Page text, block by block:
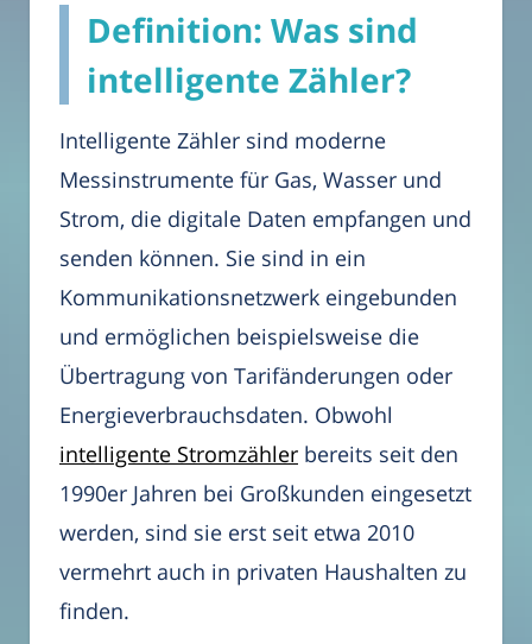
Definition: Was sind
intelligente Zähler?
Intelligente Zähler sind moderne
Messinstrumente für Gas, Wasser und
Strom, die digitale Daten empfangen und
senden können. Sie sind in ein
Kommunikationsnetzwerk eingebunden
und ermöglichen beispielsweise die
Übertragung von Tarifänderungen oder
Energieverbrauchsdaten. Obwohl
intelligente Stromzähler bereits seit den
1990er Jahren bei Großkunden eingesetzt
werden, sind sie erst seit etwa 2010
vermehrt auch in privaten Haushalten zu
finden.